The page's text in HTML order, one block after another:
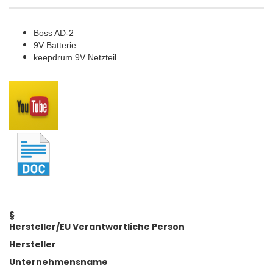
Boss AD-2
9V Batterie
keepdrum 9V Netzteil
§
Hersteller/EU Verantwortliche Person
Hersteller
Unternehmensname